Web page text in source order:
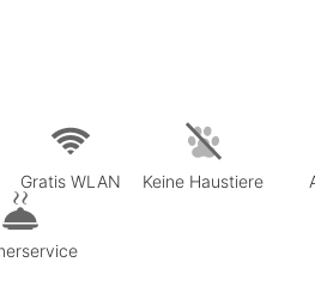
Gratis WLAN Keine Haustiere